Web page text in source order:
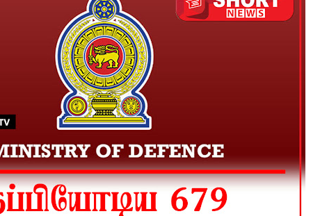
சுகாதார தொண்டர்களையும் உள்வாங்கவும் - உதுமா லெப்பை MP!